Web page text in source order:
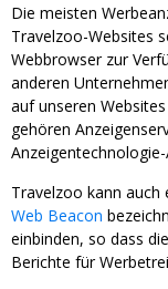
Die meisten
Travelzoo-Websites
Webbrowser zur
anderen
auf unseren
gehören
Travelzoo kann auch
Web Beacon
einbinden, so dass
Berichte für